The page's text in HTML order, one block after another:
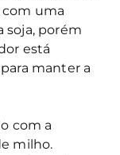
uma
soja, porém
está
manter a
com a
milho.